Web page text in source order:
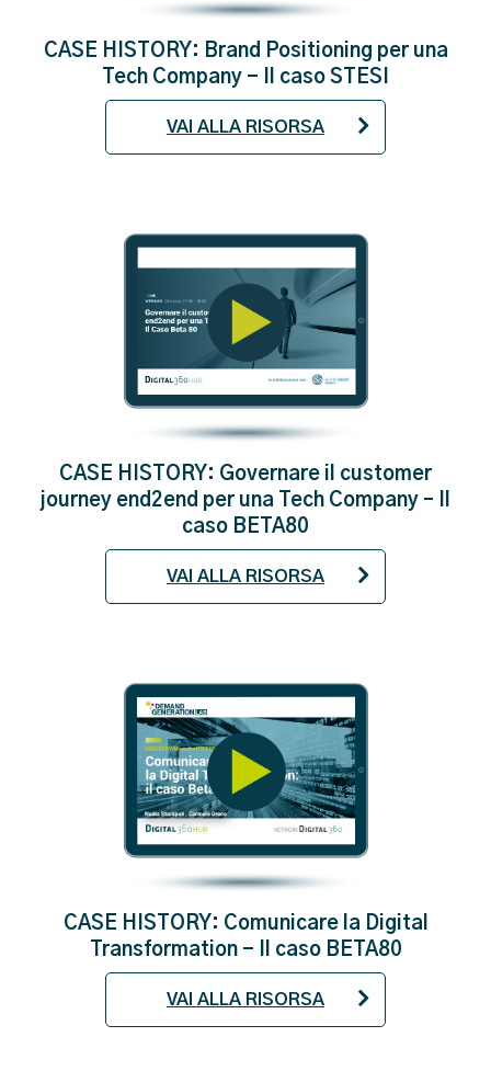
CASE HISTORY: Brand Positioning per una
Tech Company - Il caso STESI
VAI ALLA RISORSA
CASE HISTORY: Governare il customer
journey end2end per una Tech Company – Il
caso BETA80
VAI ALLA RISORSA
CASE HISTORY: Comunicare la Digital
Transformation - Il caso BETA80
VAI ALLA RISORSA